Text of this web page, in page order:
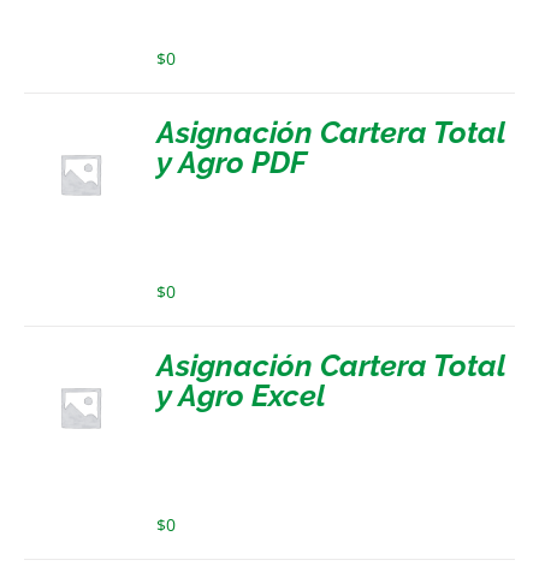
$0
Asignación Cartera Total
y Agro PDF
$0
Asignación Cartera Total
y Agro Excel
$0